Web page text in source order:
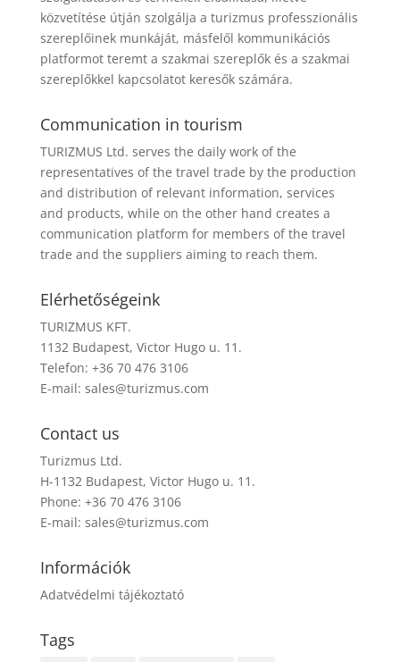
közvetítése útján szolgálja a turizmus professzionális
szereplőinek munkáját, másfelől kommunikációs
platformot teremt a szakmai szereplők és a szakmai
szereplőkkel kapcsolatot keresők számára.
Communication in tourism
TURIZMUS Ltd. serves the daily work of the
representatives of the travel trade by the production
and distribution of relevant information, services
and products, while on the other hand creates a
communication platform for members of the travel
trade and the suppliers aiming to reach them.
Elérhetőségeink
TURIZMUS KFT.
1132 Budapest, Victor Hugo u. 11.
Telefon: +36 70 476 3106
E-mail: sales@turizmus.com
Contact us
Turizmus Ltd.
H-1132 Budapest, Victor Hugo u. 11.
Phone: +36 70 476 3106
E-mail: sales@turizmus.com
Információk
Adatvédelmi tájékoztató
Tags